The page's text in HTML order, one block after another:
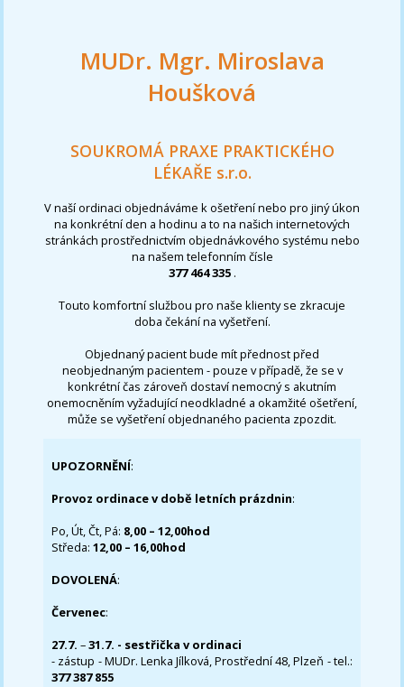
MUDr. Mgr. Miroslava
Houšková
SOUKROMÁ PRAXE PRAKTICKÉHO
LÉKAŘE s.r.o.
V naší ordinaci objednáváme k ošetření nebo pro jiný úkon
na konkrétní den a hodinu a to na našich internetových
stránkách prostřednictvím objednávkového systému nebo
na našem telefonním čísle
377 464 335 .
Touto komfortní službou pro naše klienty se zkracuje
doba čekání na vyšetření.
Objednaný pacient bude mít přednost před
neobjednaným pacientem - pouze v případě, že se v
konkrétní čas zároveň dostaví nemocný s akutním
onemocněním vyžadující neodkladné a okamžité ošetření,
může se vyšetření objednaného pacienta zpozdit.
UPOZORNĚNÍ:
Provoz ordinace v době letních prázdnin:
Po, Út, Čt, Pá: 8,00 – 12,00hod
Středa:12,00 – 16,00hod
DOVOLENÁ:
Červenec:
27.7.–31.7. - sestřička v ordinaci
- zástup - MUDr. Lenka Jílková, Prostřední 48, Plzeň - tel.:
377 387 855